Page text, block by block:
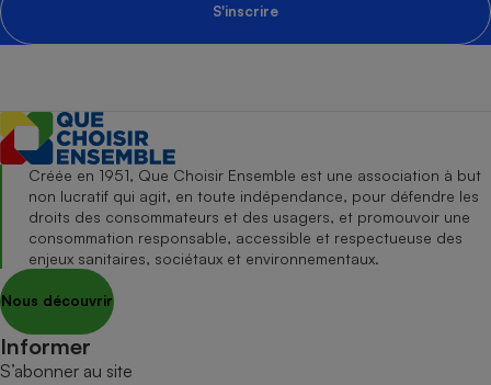
S'inscrire
Créée en 1951, Que Choisir Ensemble est une association à but
non lucratif qui agit, en toute indépendance, pour défendre les
droits des consommateurs et des usagers, et promouvoir une
consommation responsable, accessible et respectueuse des
enjeux sanitaires, sociétaux et environnementaux.
Nous découvrir
Informer
S’abonner au site